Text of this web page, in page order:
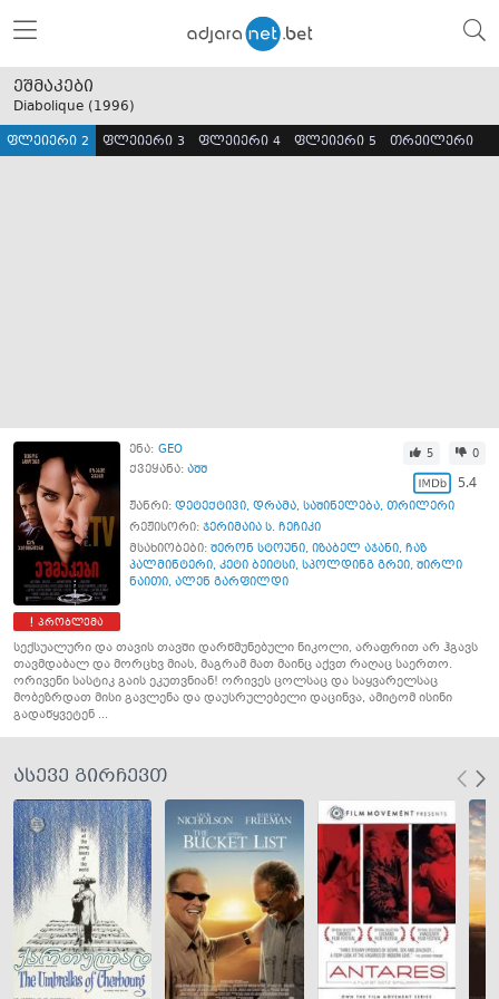
ეშმაკები
Diabolique (1996)
ფლეიერი 2 ფლეიერი 3 ფლეიერი 4 ფლეიერი 5 თრეილერი
პრობლემა
ენა: GEO
ქვეყანა: აშშ
5 0
5.4
ჟანრი: დეტექტივი, დრამა, საშინელება, თრილერი
რეჟისორი: ჯერიმაია ს. ჩეჩიკი
მსახიობები: შერონ სტოუნი, იზაბელ აჯანი, ჩაზ
პალმინტერი, კეტი ბეიტსი, სპოლდინგ გრეი, შირლი
ნაითი, ალენ გარფილდი
სექსუალური და თავის თავში დარწმუნებული ნიკოლი, არაფრით არ ჰგავს
თავმდაბალ და მორცხვ მიას, მაგრამ მათ მაინც აქვთ რაღაც საერთო.
ორივენი სასტიკ გაის ეკუთვნიან! ორივეს ცოლსაც და საყვარელსაც
მობეზრდათ მისი გავლენა და დაუსრულებელი დაცინვა, ამიტომ ისინი
გადაწყვეტენ ...
ასევე გირჩევთ